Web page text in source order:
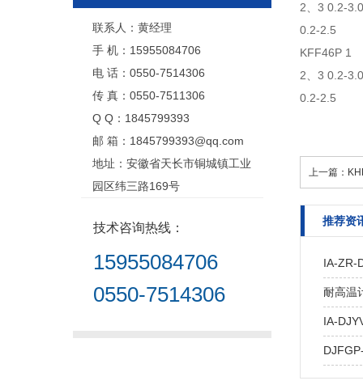
联系人：黄经理
手 机：15955084706
电 话：0550-7514306
传 真：0550-7511306
Q Q：1845799393
邮 箱：1845799393@qq.com
地址：安徽省天长市铜城镇工业
园区纬三路169号
技术咨询热线：
15955084706
0550-7514306
2、3 0.2-3.0
0.2-2.5
KFF46P 1
2、3 0.2-3.0
0.2-2.5
上一篇：
推荐资
IA-ZR-
耐高温
IA-